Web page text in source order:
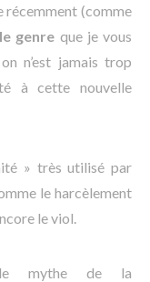
récemment (comme
genre que je vous
n’est jamais trop
à cette nouvelle
» très utilisé par
le harcèlement
le viol.
mythe de la